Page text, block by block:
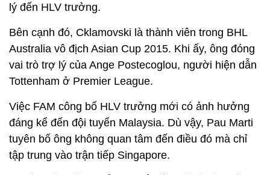
lý đến HLV trưởng.
Bên cạnh đó, Cklamovski là thành viên trong BHL
Australia vô địch Asian Cup 2015. Khi ấy, ông đóng
vai trò trợ lý của Ange Postecoglou, người hiện dẫn
Tottenham ở Premier League.
Việc FAM công bố HLV trưởng mới có ảnh hưởng
đáng kể đến đội tuyển Malaysia. Dù vậy, Pau Marti
tuyên bố ông không quan tâm đến điều đó mà chỉ
tập trung vào trận tiếp Singapore.